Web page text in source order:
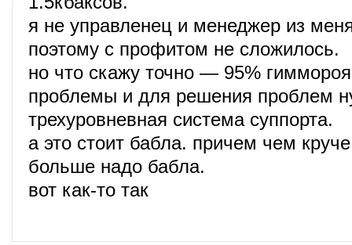
я не управленец и менеджер из
поэтому с профитом не сложилось.
но что скажу точно — 95%
проблемы и для решения проблем
трехуровневная система суппорта.
а это стоит бабла. причем чем
больше надо бабла.
вот как-то так